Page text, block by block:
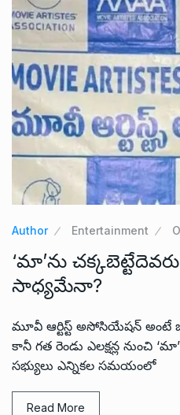
Author Entertainment
‘మా’ను
సాధ్యమేనా?
మూవీ ఆర్టిస్ట్ అసోసియేషన్ అంటే
కానీ గత రెండు ఎలక్షన్ల నుంచి
సభ్యులు ఎన్నికల సమయంలో
Read More